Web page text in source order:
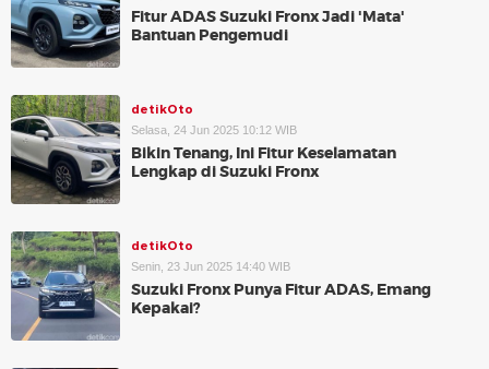
Fitur ADAS Suzuki Fronx Jadi 'Mata'
Bantuan Pengemudi
detikOto
Selasa, 24 Jun 2025 10:12 WIB
Bikin Tenang, Ini Fitur Keselamatan
Lengkap di Suzuki Fronx
detikOto
Senin, 23 Jun 2025 14:40 WIB
Suzuki Fronx Punya Fitur ADAS, Emang
Kepakai?